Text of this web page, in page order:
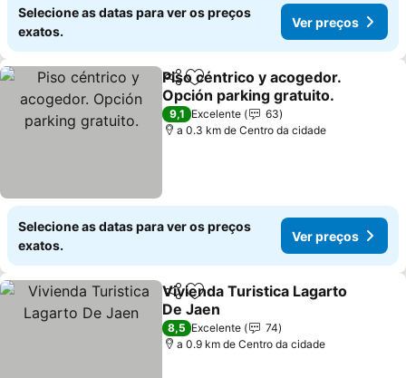
Selecione as datas para ver os preços
exatos.
Ver preços
PartilharAdicionar aos favoritos
Piso céntrico y acogedor.
Opción parking gratuito.
9,1 Excelente
63
a 0.3 km de Centro da cidade
Selecione as datas para ver os preços
exatos.
Ver preços
PartilharAdicionar aos favoritos
Vivienda Turistica Lagarto
De Jaen
8,5 Excelente
74
a 0.9 km de Centro da cidade